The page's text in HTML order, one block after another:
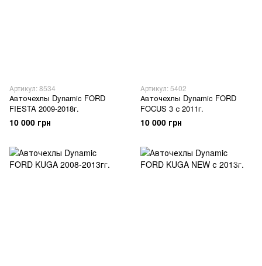
Артикул: 8534
Авточехлы Dynamic FORD
FIESTA 2009-2018г.
10 000 грн
Артикул: 5402
Авточехлы Dynamic FORD
FOCUS 3 с 2011г.
10 000 грн